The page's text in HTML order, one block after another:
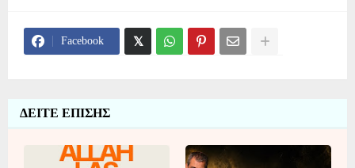
Facebook
ΔΕΙΤΕ ΕΠΙΣΗΣ